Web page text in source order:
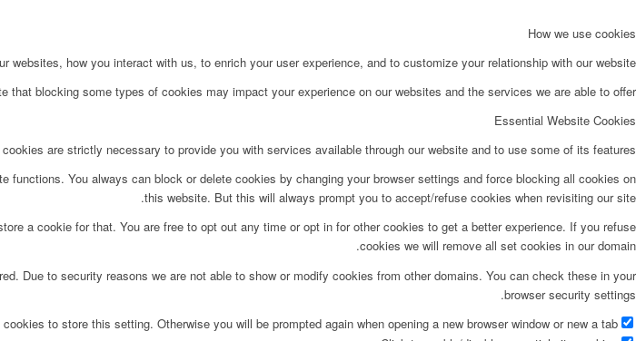
How we use cookies
how you interact with us, to enrich your user experience, and to customize your relationship with our website.
blocking some types of cookies may impact your experience on our websites and the services we are able to offer.
Essential Website Cookies
are strictly necessary to provide you with services available through our website and to use some of its features.
You always can block or delete cookies by changing your browser settings and force blocking all cookies on
this website. But this will always prompt you to accept/refuse cookies when revisiting our site.
a cookie for that. You are free to opt out any time or opt in for other cookies to get a better experience. If you refuse
cookies we will remove all set cookies in our domain.
Due to security reasons we are not able to show or modify cookies from other domains. You can check these in your
browser security settings.
to store this setting. Otherwise you will be prompted again when opening a new browser window or new a tab.